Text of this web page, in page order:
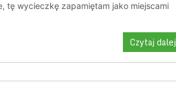
tę wycieczkę zapamiętam jako miejscami
Czytaj dalej